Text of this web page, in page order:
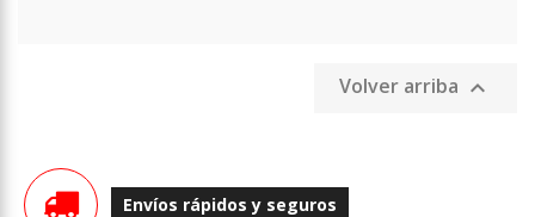
Volver arriba 
Envíos rápidos y seguros